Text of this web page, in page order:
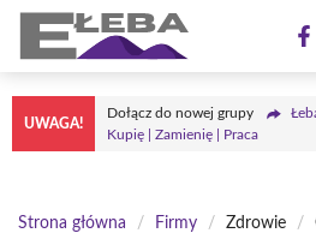
Przejdź
treści
UWAGA!
Dołącz do nowej grupy
Kupię | Zamienię | Praca
Strona główna / Firmy / Zdrowie /